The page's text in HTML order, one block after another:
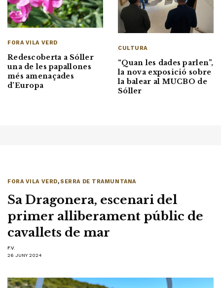
FORA VILA VERD
Redescoberta a Sóller
una de les papallones
més amenaçades
d’Europa
CULTURA
“Quan les dades parlen”,
la nova exposició sobre
la balear al MUCBO de
Sóller
FORA VILA VERD,SERRA DE TRAMUNTANA
Sa Dragonera, escenari del
primer alliberament públic de
cavallets de mar
F.V.
26 JUNY 2024